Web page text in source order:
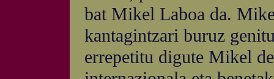
bat Mikel Laboa da.
kantagintzari buruz
errepetitu digute Mikel